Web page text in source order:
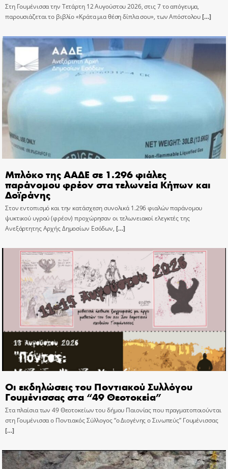
Στη Γουμένισσα την Τετάρτη 12 Αυγούστου 2026, στις 7 το απόγευμα,
παρουσιάζεται το βιβλίο «Κράτα μια θέση δίπλα σου», των Απόστολου[…]
Μπλόκο της ΑΑΔΕ σε 1.296 φιάλες
παράνομου φρέον στα τελωνεία Κήπων και
Δοϊράνης
Στον εντοπισμό και την κατάσχεση συνολικά 1.296 φιαλών παράνομου
ψυκτικού υγρού (φρέον) προχώρησαν οι τελωνειακοί ελεγκτές της
Ανεξάρτητης Αρχής Δημοσίων Εσόδων, […]
Οι εκδηλώσεις του Ποντιακού Συλλόγου
Γουμένισσας στα “49 Θεοτοκεία”
Στα πλαίσια των 49 Θεοτοκείων του δήμου Παιονίας που πραγματοποιούνται
στη Γουμένισσα ο Ποντιακός Σύλλογος “ο Διογένης ο Σινωπεύς” Γουμένισσας
[…]